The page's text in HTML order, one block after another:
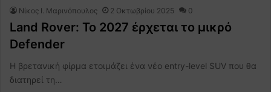
Nίκος Ι. Mαρινόπουλος 2 Οκτωβρίου 2025 0
Land Rover: Το 2027 έρχεται το μικρό
Defender
Η βρετανική φίρμα ετοιμάζει ένα νέο entry-level SUV που θα
διατηρεί τη…